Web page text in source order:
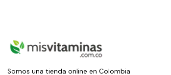
Somos una tienda online en Colombia